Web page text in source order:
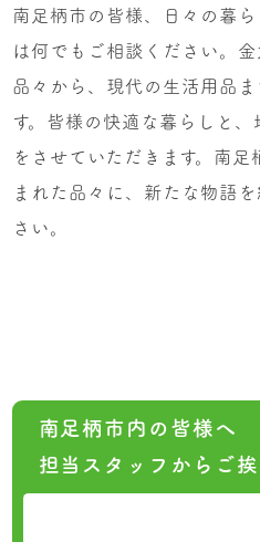
南足柄市の皆様、日々の暮
は何でもご相談ください。
品々から、現代の生活用品ま
す。皆様の快適な暮らしと
をさせていただきます。南
まれた品々に、新たな物語
さい。
南足柄市内の皆様へ
担当スタッフからご挨